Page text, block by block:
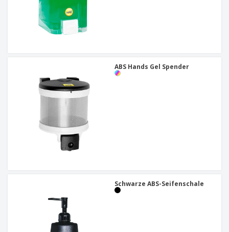
ABS Hands Gel Spender
Schwarze ABS-Seifenschale